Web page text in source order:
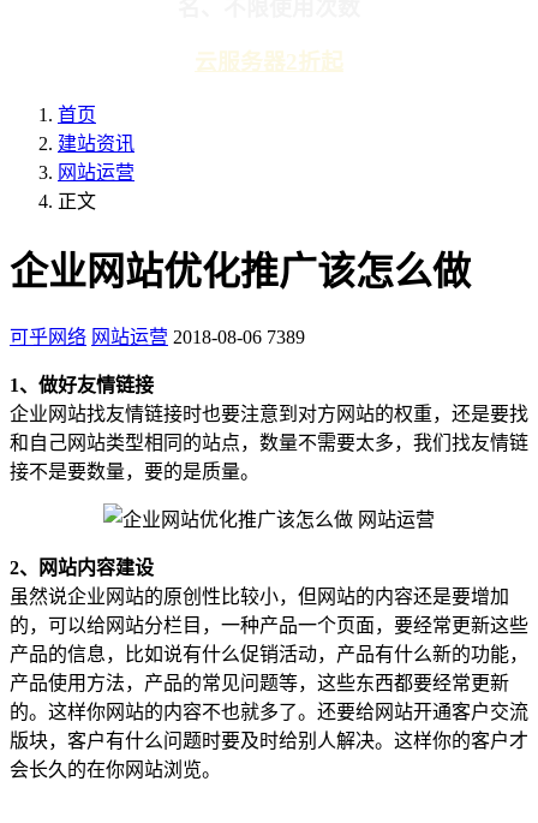
云服务器2折起
首页
建站资讯
网站运营
正文
企业网站优化推广该怎么做
可乎网络 网站运营 2018-08-06 7389
1、做好友情链接
企业网站找友情链接时也要注意到对方网站的权重，还是要找
和自己网站类型相同的站点，数量不需要太多，我们找友情链
接不是要数量，要的是质量。
2、网站内容建设
虽然说企业网站的原创性比较小，但网站的内容还是要增加
的，可以给网站分栏目，一种产品一个页面，要经常更新这些
产品的信息，比如说有什么促销活动，产品有什么新的功能，
产品使用方法，产品的常见问题等，这些东西都要经常更新
的。这样你网站的内容不也就多了。还要给网站开通客户交流
版块，客户有什么问题时要及时给别人解决。这样你的客户才
会长久的在你网站浏览。